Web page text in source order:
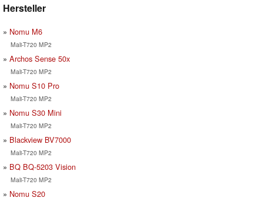
Hersteller
Nomu M6
Mali-T720 MP2
Archos Sense 50x
Mali-T720 MP2
Nomu S10 Pro
Mali-T720 MP2
Nomu S30 Mini
Mali-T720 MP2
Blackview BV7000
Mali-T720 MP2
BQ BQ-5203 Vision
Mali-T720 MP2
Nomu S20